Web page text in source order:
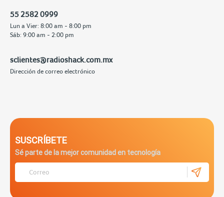
55 2582 0999
Lun a Vier: 8:00 am - 8:00 pm
Sáb: 9:00 am - 2:00 pm
sclientes@radioshack.com.mx
Dirección de correo electrónico
SUSCRÍBETE
Sé parte de la mejor comunidad en tecnología